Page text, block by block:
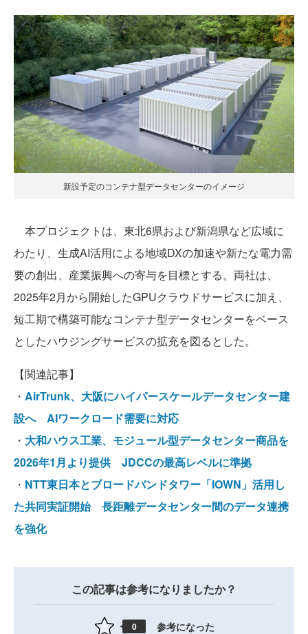
新設予定のコンテナ型データセンターのイメージ
本プロジェクトは、東北6県および新潟県など広域に
わたり、生成AI活用による地域DXの加速や新たな電力需
要の創出、産業振興への寄与を目標とする。両社は、
2025年2月から開始したGPUクラウドサービスに加え、
短工期で構築可能なコンテナ型データセンターをベース
としたハウジングサービスの拡充を図るとした。
【関連記事】
・ AirTrunk、大阪にハイパースケールデータセンター建
設へ AIワークロード需要に対応
・ 大和ハウス工業、モジュール型データセンター商品を
2026年1月より提供 JDCCの最高レベルに準拠
・ NTT東日本とブロードバンドタワー「IOWN」活用し
た共同実証開始 長距離データセンター間のデータ連携
を強化
この記事は参考になりましたか？
0 参考になった